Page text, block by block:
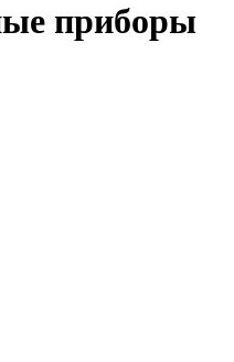
приборы